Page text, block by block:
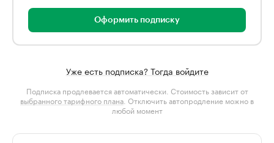
Оформить подписку
Уже есть подписка? Тогда войдите
Подписка продлевается автоматически. Стоимость зависит от
выбранного тарифного плана . Отключить автопродление можно в
любой момент